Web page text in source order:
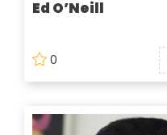
Ed O’Neill
0